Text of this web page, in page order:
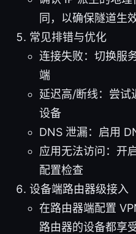
同，以确保隧道生
常见排错与优化
连接失败：切换服
端
延迟高/断线：尝试
设备
DNS 泄漏：启用
应用无法访问：开
配置检查
设备端路由器级接入
在路由器端配置
路由器的设备都享